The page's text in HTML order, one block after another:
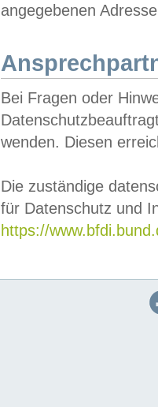
angegebenen
Bei Fragen oder
wenden. Diesen
Die zuständige
für Datenschutz und
https://